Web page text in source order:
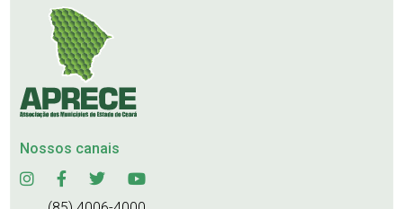
Nossos canais